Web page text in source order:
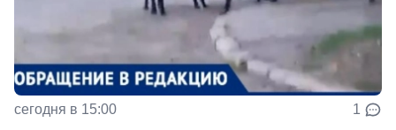
сегодня в 15:00 1